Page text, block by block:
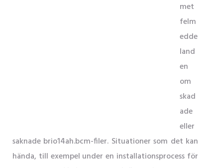
met
felm
edde
land
en
om
skad
ade
eller
saknade brio14ah.bcm-filer. Situationer som det kan
hända, till exempel under en installationsprocess för